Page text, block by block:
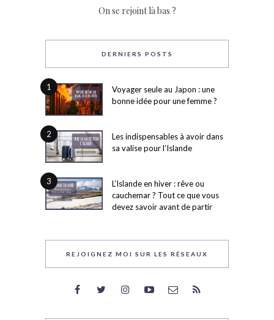
On se rejoint là bas ?
DERNIERS POSTS
1
Voyager seule au Japon : une
bonne idée pour une femme ?
2
Les indispensables à avoir dans
sa valise pour l’Islande
3
L’Islande en hiver : rêve ou
cauchemar ? Tout ce que vous
devez savoir avant de partir
REJOIGNEZ MOI SUR LES RÉSEAUX